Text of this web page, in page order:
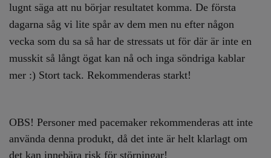
lugnt säga att nu börjar resultatet komma. De första
dagarna såg vi lite spår av dem men nu efter någon
vecka som du sa så har de stressats ut för där är inte en
musskit så långt ögat kan nå och inga söndriga kablar
mer :) Stort tack. Rekommenderas starkt!
OBS! Personer med pacemaker rekommenderas att inte
använda denna produkt, då det inte är helt klarlagt om
det kan innebära risk för störningar!